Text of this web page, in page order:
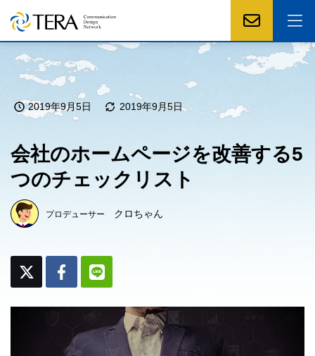
2019年9月5日 2019年9月5日
会社のホームページを改善する5
つのチェックリスト
プロデューサー クロちゃん